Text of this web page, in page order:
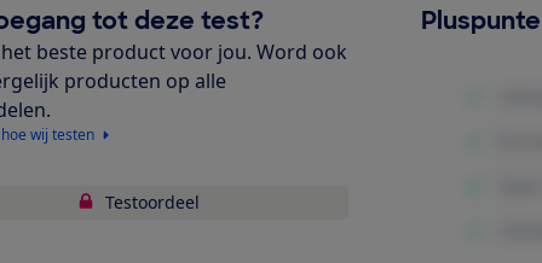
tot deze test?
beste product voor jou. Word ook
producten op alle
wij testen
Testoordeel